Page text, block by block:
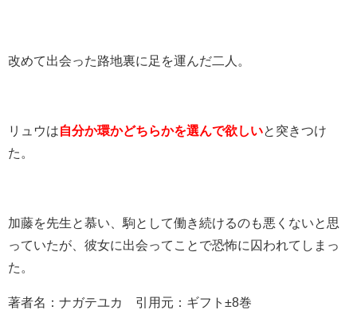
改めて出会った路地裏に足を運んだ二人。
リュウは自分か環かどちらかを選んで欲しいと突きつけ
た。
加藤を先生と慕い、駒として働き続けるのも悪くないと思
っていたが、彼女に出会ってことで恐怖に囚われてしまっ
た。
著者名：ナガテユカ 引用元：ギフト±8巻